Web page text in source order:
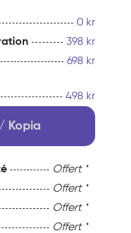
0 kr
398 kr
698 kr
498 kr
Kopia
Offert *
Offert *
Offert *
Offert *